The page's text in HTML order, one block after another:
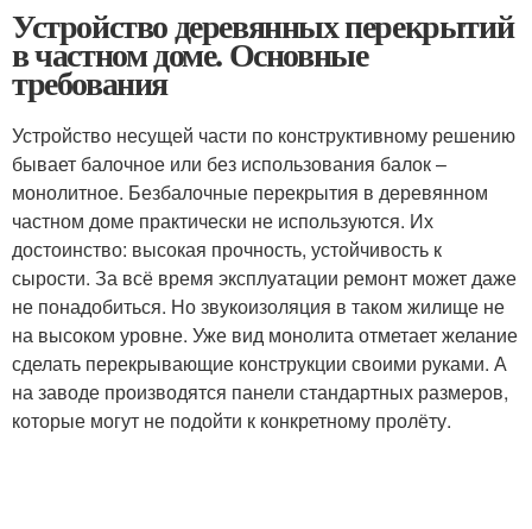
Устройство деревянных перекрытий
в частном доме. Основные
требования
Устройство несущей части по конструктивному решению
бывает балочное или без использования балок –
монолитное. Безбалочные перекрытия в деревянном
частном доме практически не используются. Их
достоинство: высокая прочность, устойчивость к
сырости. За всё время эксплуатации ремонт может даже
не понадобиться. Но звукоизоляция в таком жилище не
на высоком уровне. Уже вид монолита отметает желание
сделать перекрывающие конструкции своими руками. А
на заводе производятся панели стандартных размеров,
которые могут не подойти к конкретному пролёту.